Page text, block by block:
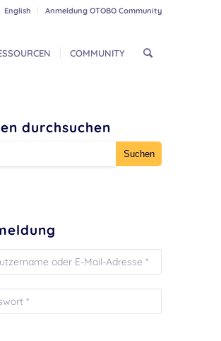
English Anmeldung OTOBO Community
COMMUNITY
durchsuchen